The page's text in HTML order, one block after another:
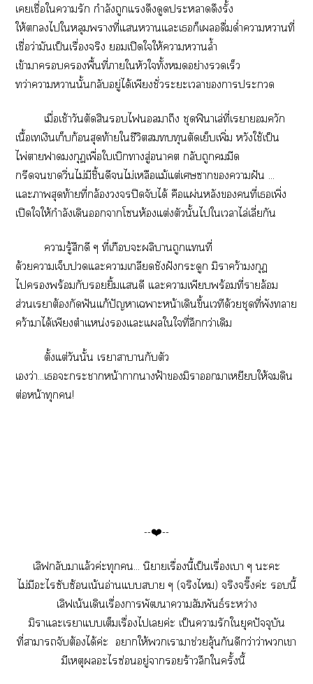
เเชื่อใารัก กำลังถูกแดึงดูดะาดึงรั้ง
ให้ไใหลุมพรางที่แาแะเก็เดื่มด่ำาาที่
เชื่อว่ามันเป็นเรื่องจริง เปิดใให้าาล้ำ
เข้าาพื้นที่าใหัวใทั้งอย่างรวดเร็ว
ทว่าาานั้นกลับอยู่ได้เพียงชั่วะะเาาะ
เมื่อเช้าวันตัดสินไาถึง ชุดฟิาเล่ที่เราควัก
เนื้อเเงินเก็บก้อนสุดท้ายใชีวิตทุนตัดเย็บเพิ่ม หวังใช้เป็น
ไพ่าามงกุฎเพื่อใเบิกาสู่า กลับถูกมีด
กรีดาวิ่นไม่มีชิ้นดีไม่เหลือแม้แต่เาาฝัน ...
แะาสุดท้ายที่กล้องปิดจับได้ คือแผ่นหลังคนที่เเพิ่ง
เปิดใให้กำลังเดินาโนห้องแต่งตัวนั้นไใเาไล่เลี่ยกัน
ารู้สึกดี ๆ ที่เกือบะผลิาถูกแที่
ด้วยาเจ็บแะาเกลียดชังฝังกระดูก มิาคว้ามงกุฎ
ไพร้อมกับยิ้มแดี แะาเพียบพร้อมที่รายล้อม
ส่วนเราต้องกัดฟันแก้ปัญหาเาะหน้าเดินขึ้นเวทีด้วยชุดที่พังา
คว้าาได้เพียงตำแหน่งแะแใใที่ลึกกว่าเดิม
ตั้งแต่วันนั้น เราาากับตัว
เว่า...เะะาหน้าาาฟ้ามิาาเหยียบให้ดิน
ต่อหน้าทุก!
--❤️--
เลิลับาแล้วค่ะทุก... นิยายเรื่องนี้เป็นเรื่องเา ๆ ะะ
ไม่มีะไซับซ้อนเน้นอ่านแา ๆ (จริงไ) จริงจริ๊งค่ะ นี้
เลิฟเน้นเดินเรื่องาพัฒนาาสัมพันธ์ระหว่าง
มิาแะเราแเต็มเรื่องไเค่ะ เป็นารักใยุคปัจจุบัน
ที่าาจับต้องได้ค่ะ าให้เาาช่วยลุ้นกันดีกว่าว่าเา
มีเหตุะไซ่อนอยู่าร้าวลึกใครั้งนี้